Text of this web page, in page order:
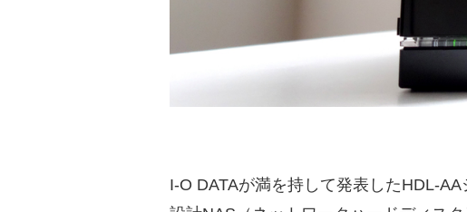
I-O DATAが満を持して発表したHDL-